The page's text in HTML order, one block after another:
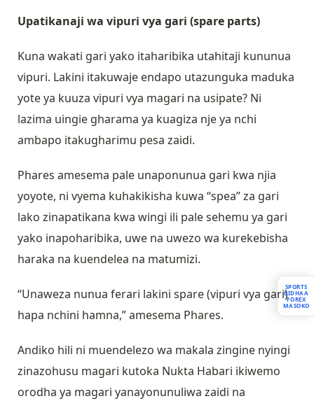
Upatikanaji wa vipuri vya gari (spare parts)
Kuna wakati gari yako itaharibika utahitaji kununua
vipuri. Lakini itakuwaje endapo utazunguka maduka
yote ya kuuza vipuri vya magari na usipate? Ni
lazima uingie gharama ya kuagiza nje ya nchi
ambapo itakugharimu pesa zaidi.
Phares amesema pale unaponunua gari kwa njia
yoyote, ni vyema kuhakikisha kuwa “spea” za gari
lako zinapatikana kwa wingi ili pale sehemu ya gari
yako inapoharibika, uwe na uwezo wa kurekebisha
haraka na kuendelea na matumizi.
“Unaweza nunua ferari lakini spare (vipuri vya gari)
hapa nchini hamna,” amesema Phares.
Andiko hili ni muendelezo wa makala zingine nyingi
zinazohusu magari kutoka Nukta Habari ikiwemo
orodha ya magari yanayonunuliwa zaidi na
SPORTS
BIDHAA
FOREX
MASOKO